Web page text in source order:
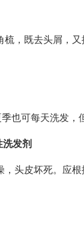
既去头屑，又
可每天洗发，但
发剂
头皮坏死。应根